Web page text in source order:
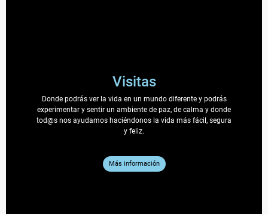
Visitas
Donde podrás ver la vida en un mundo diferente y podrás
experimentar y sentir un ambiente de paz, de calma y donde
tod@s nos ayudamos haciéndonos la vida más fácil, segura
y feliz.
Más información